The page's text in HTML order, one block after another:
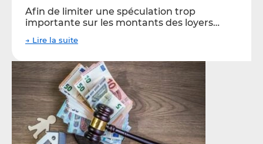
Afin de limiter une spéculation trop
importante sur les montants des loyers…
→ Lire la suite